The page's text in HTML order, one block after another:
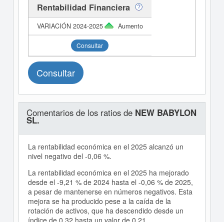
Rentabilidad Financiera
Aumento
Consultar
Consultar
Comentarios de los ratios de NEW BABYLON
SL.
La rentabilidad económica en el 2025 alcanzó un
nivel negativo del -0,06 %.
La rentabilidad económica en el 2025 ha mejorado
desde el -9,21 % de 2024 hasta el -0,06 % de 2025,
a pesar de mantenerse en números negativos. Esta
mejora se ha producido pese a la caída de la
rotación de activos, que ha descendido desde un